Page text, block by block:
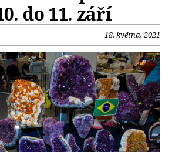
do 11. září
18. května, 2021